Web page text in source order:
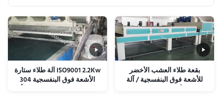
بقعة طلاء العشب الأخضر
للأشعة فوق البنفسجية / آلة
طباعة الأشعة فوق البنفسجية
ISO9001 2.2Kw آلة طلاء ستارة
الأشعة فوق البنفسجية 304
لوحة الفولاذ المقاوم للصدأ